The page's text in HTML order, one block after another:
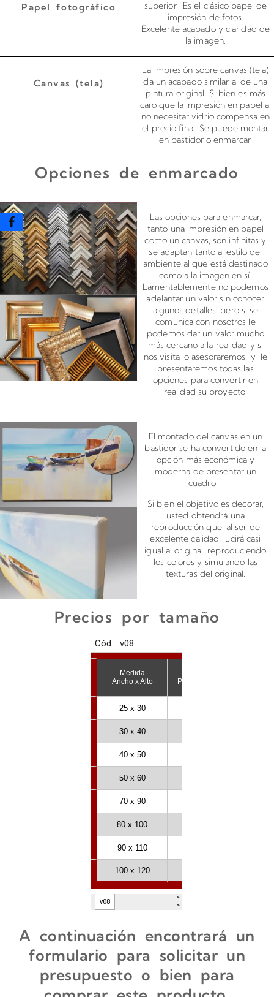
Papel fotográfico
superior. Es el clásico papel de
impresión de fotos.
Excelente acabado y claridad de
la imagen.
Canvas (tela)
La impresión sobre canvas (tela)
da un acabado similar al de una
pintura original. Si bien es más
caro que la impresión en papel al
no necesitar vidrio compensa en
el precio final. Se puede montar
en bastidor o enmarcar.
Opciones de enmarcado
Las opciones para enmarcar,
tanto una impresión en papel
como un canvas, son infinitas y
se adaptan tanto al estilo del
ambiente al que está destinado
como a la imagen en sí.
Lamentablemente no podemos
adelantar un valor sin conocer
algunos detalles, pero si se
comunica con nosotros le
podemos dar un valor mucho
más cercano a la realidad y si
nos visita lo asesoraremos y le
presentaremos todas las
opciones para convertir en
realidad su proyecto.
El montado del canvas en un
bastidor se ha convertido en la
opción más económica y
moderna de presentar un
cuadro.
Si bien el objetivo es decorar,
usted obtendrá una
reproducción que, al ser de
excelente calidad, lucirá casi
igual al original, reproduciendo
los colores y simulando las
texturas del original.
Precios por tamaño
A continuación encontrará un
formulario para solicitar un
presupuesto o bien para